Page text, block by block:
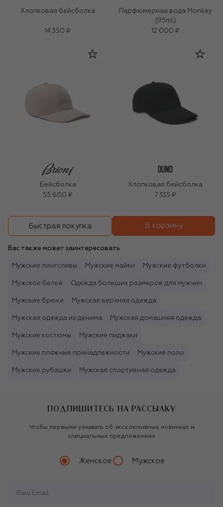
Хлопковая бейсболка
14 350 ₽
Парфюмерная вода Monkey
(95ml)
12 000 ₽
Бейсболка
55 600 ₽
Хлопковая бейсболка
7 335 ₽
Быстрая покупка В корзину
Вас также может заинтересовать
Мужские лонгсливы Мужские майки Мужские футболки
Мужское бельё Одежда больших размеров для мужчин
Мужские брюки Мужская верхняя одежда
Мужская одежда из денима Мужская домашняя одежда
Мужские костюмы Мужские пиджаки
Мужские пляжные принадлежности Мужские поло
Мужские рубашки Мужская спортивная одежда
ПОДПИШИТЕСЬ НА РАССЫЛКУ
Чтобы первыми узнавать об эксклюзивных новинках и
специальных предложениях
Женское Мужское